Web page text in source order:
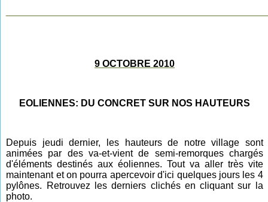
9 OCTOBRE 2010
EOLIENNES: DU CONCRET SUR NOS HAUTEURS
Depuis jeudi dernier, les hauteurs de notre village sont
animées par des va-et-vient de semi-remorques chargés
d'éléments destinés aux éoliennes. Tout va aller très vite
maintenant et on pourra apercevoir d'ici quelques jours les 4
pylônes. Retrouvez les derniers clichés en cliquant sur la
photo.